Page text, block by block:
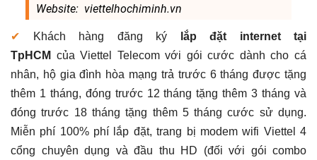
Website: viettelhochiminh.vn
✔ Khách hàng đăng ký
lắp đặt internet tại
TpHCM của Viettel Telecom với gói cước dành cho cá
nhân, hộ gia đình hòa mạng trả trước 6 tháng được tặng
thêm 1 tháng, đóng trước 12 tháng tặng thêm 3 tháng và
đóng trước 18 tháng tặng thêm 5 tháng cước sử dụng.
Miễn phí 100% phí lắp đặt, trang bị modem wifi Viettel 4
cổng chuyên dụng và đầu thu HD (đối với gói combo